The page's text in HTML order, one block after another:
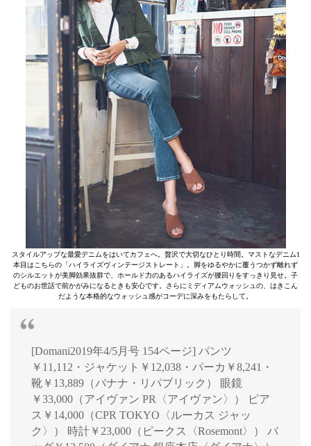
スタイルアップな最愛デニムをはいてカフェへ。贅沢で大切なひとり時間。マストなデニム1
本目はこちらの「ハイライズヴィンテージストレート」。脚をゆるやかに覆うつかず離れず
のシルエットが美脚効果抜群で、ホールド力のあるハイライズが腰回りをすっきり見せ。子
どものお世話で前かがみになるときも安心です。さらにミディアムウォッシュの、はきこん
だような本格的なウォッシュ感がコーデに深みをもたらして。
[Domani2019年4/5月号 154ページ] パンツ
￥11,112・ジャケット￥12,038・パーカ￥8,241・
靴￥13,889（バナナ・リパブリック） 眼鏡
￥33,000（アイヴァン PR〈アイヴァン〉） ピア
ス￥14,000（CPR TOKYO〈ルーカス ジャッ
ク〉） 時計￥23,000（ピークス〈Rosemont〉） バ